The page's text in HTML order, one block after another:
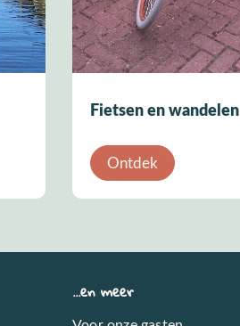
Fietsen en wandelen
Ontdek
...en meer